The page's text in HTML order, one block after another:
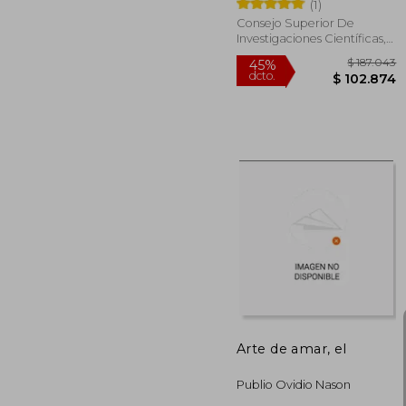
(1)
Consejo Superior De
Investigaciones Científicas,
Tapa Blanda, Nuevo
dcto.
Arte de amar, el
Publio Ovidio Nason